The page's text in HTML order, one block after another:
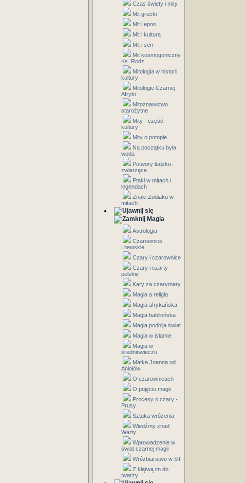
Czas święty i mity
Mit grecki
Mit i epos
Mit i kultura
Mit i sen
Mit kosmogoniczny
Ks. Rodz.
Mitologia w historii
kultury
Mitologie Czarnej
Afryki
Mitoznawstwo
starożytne
Mity - część
kultury
Mity o potopie
Na początku była
woda
Potwory ludzko-
zwierzęce
Ptaki w mitach i
legendach
Znaki Zodiaku w
mitach
Magia
Astrologia
Czarownice
Litewskie
Czary i czarownice
Czary i czarty
polskie
Kary za czarymary
Magia a religia
Magia afrykańska
Magia babilońska
Magia podbija świat
Magia w islamie
Magia w
średniowieczu
Matka Joanna od
Aniołów
O czarownicach
O pojęciu magii
Procesy o czary -
Prusy
Sztuka wróżenia
Wiedźmy znad
Warty
Wprowadzenie w
świat czarnej magii
Wróżbiarstwo w ST
Z klątwą im do
twarzy